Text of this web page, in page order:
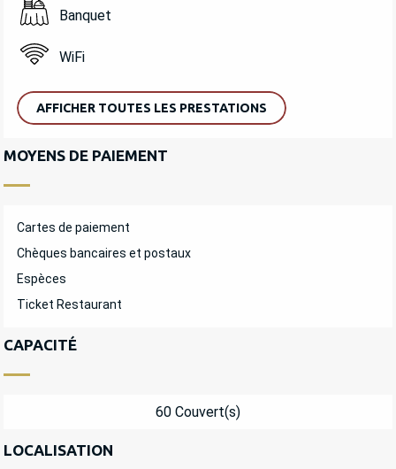
Banquet
WiFi
AFFICHER TOUTES LES PRESTATIONS
MOYENS DE PAIEMENT
Cartes de paiement
Chèques bancaires et postaux
Espèces
Ticket Restaurant
CAPACITÉ
60 Couvert(s)
LOCALISATION